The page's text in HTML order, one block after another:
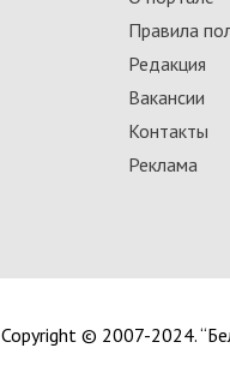
Правила
Редакция
Вакансии
Контакты
Реклама
Copyright © 2007-2024.